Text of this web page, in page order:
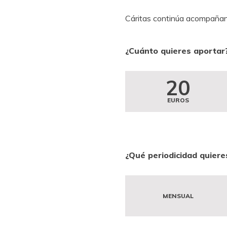
Cáritas continúa
¿Cuánto quieres
20
EUROS
¿Qué periodicidad
MENSUAL